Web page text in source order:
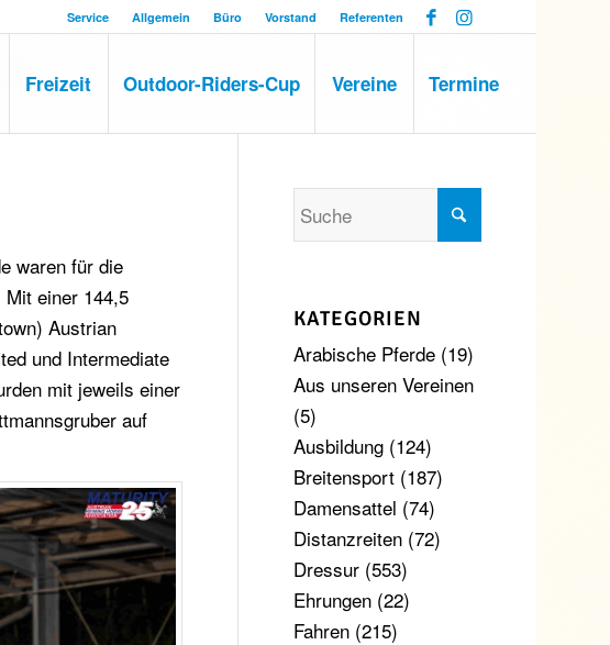
Service Allgemein Büro Vorstand Referenten
Freizeit Outdoor-Riders-Cup Vereine Termine
waren für die
einer 144,5
Austrian
und Intermediate
mit jeweils einer
auf
KATEGORIEN
Arabische Pferde(19)
Aus unseren Vereinen
(5)
Ausbildung(124)
Breitensport(187)
Damensattel (74)
Distanzreiten(72)
Dressur(553)
Ehrungen(22)
Fahren(215)